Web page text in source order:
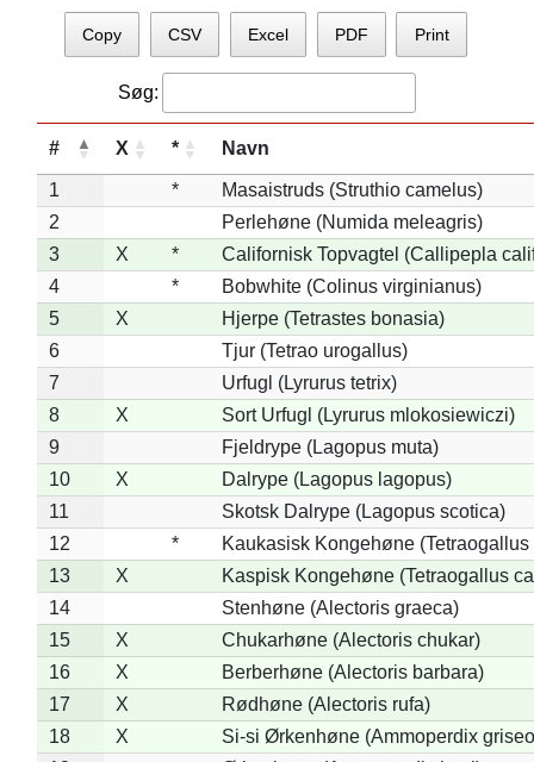
Copy CSV Excel PDF Print
Søg:
# X * Navn
1 *
Masaistruds (Struthio camelus)
2
Perlehøne (Numida meleagris)
3
X *
Californisk Topvagtel (Callipepla
4
*
Bobwhite (Colinus virginianus)
5
X
Hjerpe (Tetrastes bonasia)
6
Tjur (Tetrao urogallus)
7
Urfugl (Lyrurus tetrix)
8
X
Sort Urfugl (Lyrurus mlokosiewiczi)
9
Fjeldrype (Lagopus muta)
10
X
Dalrype (Lagopus lagopus)
11
Skotsk Dalrype (Lagopus scotica)
12
*
Kaukasisk Kongehøne
13
X
Kaspisk Kongehøne (Tetraogallus
14
Stenhøne (Alectoris graeca)
15
X
Chukarhøne (Alectoris chukar)
16
X
Berberhøne (Alectoris barbara)
17
X
Rødhøne (Alectoris rufa)
18
X
Si-si Ørkenhøne (Ammoperdix